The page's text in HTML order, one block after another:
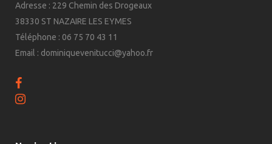
Adresse : 229 Chemin des Drogeaux
38330 ST NAZAIRE LES EYMES
Téléphone : 06 75 70 43 11
Email : dominiquevenitucci@yahoo.fr